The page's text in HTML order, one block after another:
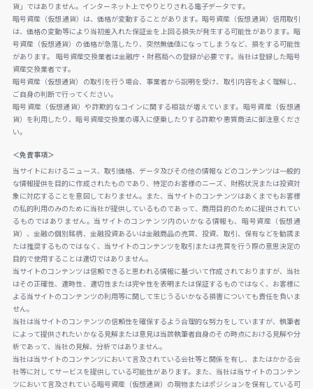
貨」ではありません。インターネット上でやりとりされる電子データです。
暗号資産（仮想通貨）は、価格が変動することがあります。暗号資産（仮想通貨）信用取引
は、価格の変動等により当初差入れた保証金を上回る損失が発生する可能性があります。暗
号資産（仮想通貨）の価格が急落したり、突然無価値になってしまうなど、損をする可能性
があります。 暗号資産交換業者は金融庁・財務局への登録が必要です。当社は登録した暗号
資産交換業者です。
暗号資産（仮想通貨）の取引を行う場合、事業者から説明を受け、取引内容をよく理解し、
ご自身の判断で行ってください。
暗号資産（仮想通貨）や詐欺的なコインに関する相談が増えています。暗号資産（仮想通
貨）を利用したり、暗号資産交換業の導入に便乗したりする詐欺や悪質商法に御注意くださ
い。
＜免責事項＞
当サイトにおけるニュース、取引価格、データ及びその他の情報などのコンテンツは一般的
な情報提供を目的に作成されたものであり、特定のお客様のニーズ、財務状況または投資対
象に対応することを意図しておりません。また、当サイトのコンテンツはあくまでもお客様
の私的利用のみのために当社が提供しているものであって、商用目的のために提供されてい
るものではありません。当サイトのコンテンツ内のいかなる情報も、暗号資産（仮想通
貨）、金融の個別銘柄、金融投資あるいは金融商品の売買、投資、取引、保有などを勧誘ま
たは推奨するものではなく、当サイトのコンテンツを取引または売買を行う際の意思決定の
目的で使用することは適切ではありません。
当サイトのコンテンツは信頼できると思われる情報に基づいて作成されておりますが、当社
はその正確性、適時性、適切性または完全性を表明または保証するものではなく、お客様に
よる当サイトのコンテンツの利用等に関して生じうるいかなる損害についても責任を負いま
せん。
当社は当サイトのコンテンツの信頼性を確保するよう合理的な努力をしていますが、執筆者
によって提供されたいかなる見解または意見は当該執筆者自身のその時点における見解や分
析であって、当社の見解、分析ではありません。
当社は当サイトのコンテンツにおいて言及されている会社等と関係を有し、またはかかる会
社等に対してサービスを提供している可能性があります。また、当社は当サイトのコンテン
ツにおいて言及されている暗号資産（仮想通貨）の現物またはポジションを保有している可